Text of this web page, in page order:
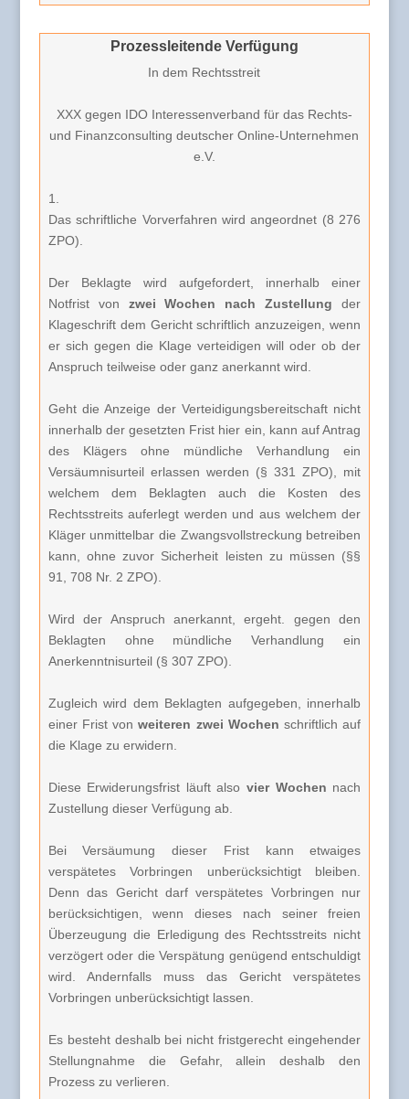
Prozessleitende Verfügung
In dem Rechtsstreit
XXX gegen IDO Interessenverband für das Rechts-
und Finanzconsulting deutscher Online-Unternehmen
e.V.
1.
Das schriftliche Vorverfahren wird angeordnet (8 276
ZPO).
Der Beklagte wird aufgefordert, innerhalb einer
Notfrist von zwei Wochen nach Zustellung der
Klageschrift dem Gericht schriftlich anzuzeigen, wenn
er sich gegen die Klage verteidigen will oder ob der
Anspruch teilweise oder ganz anerkannt wird.
Geht die Anzeige der Verteidigungsbereitschaft nicht
innerhalb der gesetzten Frist hier ein, kann auf Antrag
des Klägers ohne mündliche Verhandlung ein
Versäumnisurteil erlassen werden (§ 331 ZPO), mit
welchem dem Beklagten auch die Kosten des
Rechtsstreits auferlegt werden und aus welchem der
Kläger unmittelbar die Zwangsvollstreckung betreiben
kann, ohne zuvor Sicherheit leisten zu müssen (§§
91, 708 Nr. 2 ZPO).
Wird der Anspruch anerkannt, ergeht. gegen den
Beklagten ohne mündliche Verhandlung ein
Anerkenntnisurteil (§ 307 ZPO).
Zugleich wird dem Beklagten aufgegeben, innerhalb
einer Frist vonweiteren zwei Wochen schriftlich auf
die Klage zu erwidern.
Diese Erwiderungsfrist läuft alsovier Wochen nach
Zustellung dieser Verfügung ab.
Bei Versäumung dieser Frist kann etwaiges
verspätetes Vorbringen unberücksichtigt bleiben.
Denn das Gericht darf verspätetes Vorbringen nur
berücksichtigen, wenn dieses nach seiner freien
Überzeugung die Erledigung des Rechtsstreits nicht
verzögert oder die Verspätung genügend entschuldigt
wird. Andernfalls muss das Gericht verspätetes
Vorbringen unberücksichtigt lassen.
Es besteht deshalb bei nicht fristgerecht eingehender
Stellungnahme die Gefahr, allein deshalb den
Prozess zu verlieren.